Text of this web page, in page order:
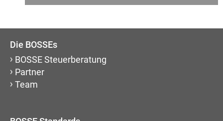
Die BOSSEs
BOSSE Steuerberatung
Partner
Team